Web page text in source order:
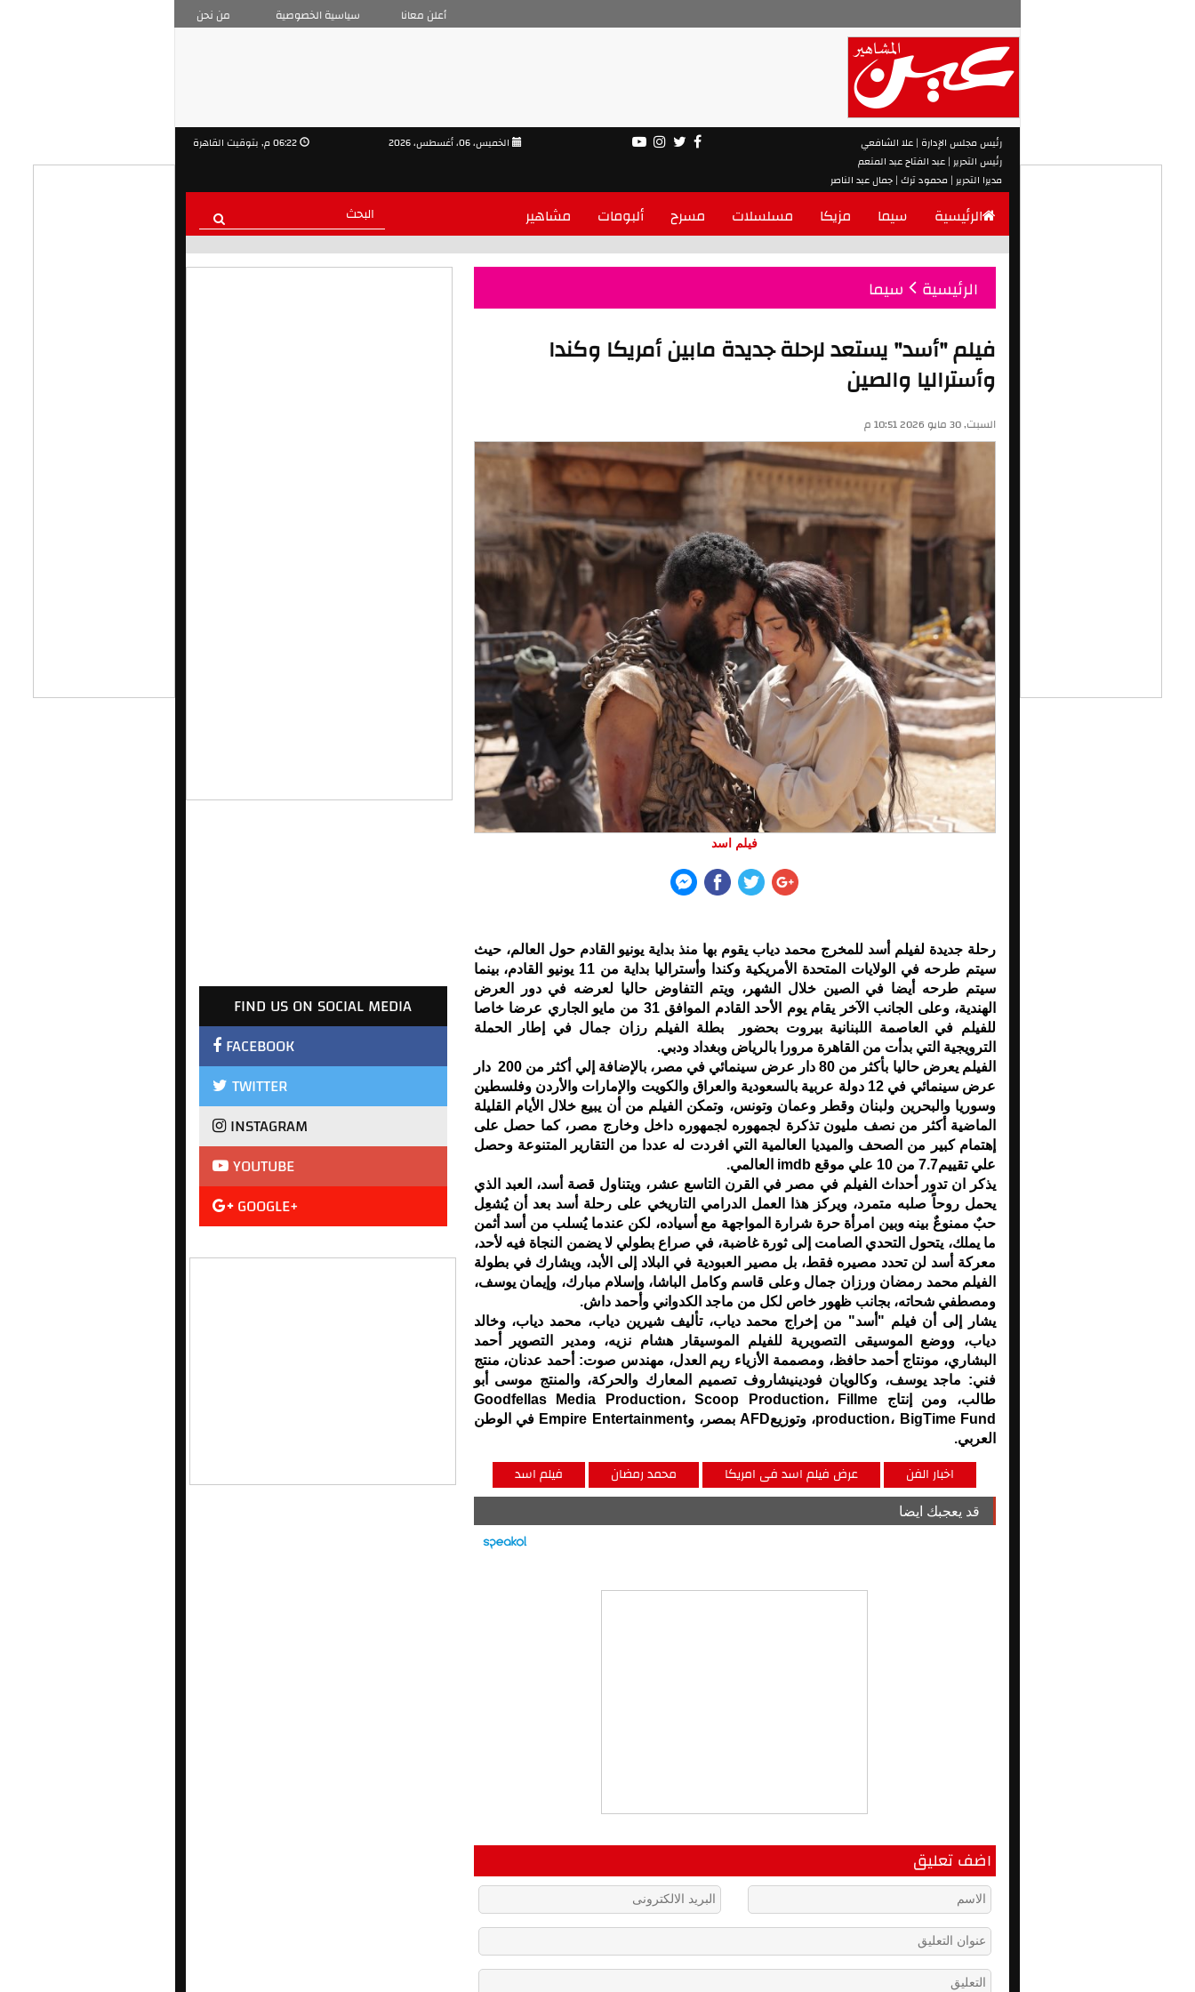
من نحن سياسية الخصوصية أعلن معانا
رئيس مجلس الإدارة | علا الشافعي
رئيس التحرير | عبد الفتاح عبد المنعم
مديرا التحرير | محمود ترك | جمال عبد الناصر
الرئيسية سيما مزيكا مسلسلات مسرح ألبومات مشاهير
الرئيسية سيما
فيلم "أسد" يستعد لرحلة جديدة مابين أمريكا وكندا
وأستراليا والصين
السبت, 30 مايو 2026 10:51 م
فيلم اسد
رحلة جديدة لفيلم أسد للمخرج محمد دياب يقوم بها منذ بداية يونيو القادم حول العالم، حيث
سيتم طرحه في الولايات المتحدة الأمريكية وكندا وأستراليا بداية من 11 يونيو القادم، بينما
سيتم طرحه أيضا في الصين خلال الشهر، ويتم التفاوض حاليا لعرضه في دور العرض
الهندية، وعلى الجانب الآخر يقام يوم الأحد القادم الموافق 31 من مايو الجاري عرضا خاصا
للفيلم في العاصمة اللبنانية بيروت بحضور بطلة الفيلم رزان جمال في إطار الحملة
الترويجية التي بدأت من القاهرة مرورا بالرياض وبغداد ودبي.
الفيلم يعرض حاليا بأكثر من 80 دار عرض سينمائي في مصر، بالإضافة إلي أكثر من 200 دار
عرض سينمائي في 12 دولة عربية بالسعودية والعراق والكويت والإمارات والأردن وفلسطين
وسوريا والبحرين ولبنان وقطر وعمان وتونس، وتمكن الفيلم من أن يبيع خلال الأيام القليلة
الماضية أكثر من نصف مليون تذكرة لجمهوره لجمهوره داخل وخارج مصر، كما حصل على
إهتمام كبير من الصحف والميديا العالمية التي افردت له عددا من التقارير المتنوعة وحصل
علي تقييم7.7 من 10 علي موقع imdb العالمي.
يذكر ان تدور أحداث الفيلم في مصر في القرن التاسع عشر، ويتناول قصة أسد، العبد الذي
يحمل روحاً صلبه متمرد، ويركز هذا العمل الدرامي التاريخي على رحلة أسد بعد أن يُشعِل
حبٌ ممنوعٌ بينه وبين امرأة حرة شرارة المواجهة مع أسياده، لكن عندما يُسلب من أسد أثمن
ما يملك، يتحول التحدي الصامت إلى ثورة غاضبة، في صراع بطولي لا يضمن النجاة فيه لأحد،
معركة أسد لن تحدد مصيره فقط، بل مصير العبودية في البلاد إلى الأبد، ويشارك في بطولة
الفيلم محمد رمضان ورزان جمال وعلى قاسم وكامل الباشا، وإسلام مبارك، وإيمان يوسف،
ومصطفي شحاته، بجانب ظهور خاص لكل من ماجد الكدواني وأحمد داش.
يشار إلى أن فيلم "أسد" من إخراج محمد دياب، تأليف شيرين دياب، محمد دياب، وخالد
دياب، ووضع الموسيقى التصويرية للفيلم الموسيقار هشام نزيه، ومدير التصوير أحمد
البشاري، مونتاج أحمد حافظ، ومصممة الأزياء ريم العدل، مهندس صوت: أحمد عدنان، منتج
فني: ماجد يوسف، وكالويان فودينيشاروف تصميم المعارك والحركة، والمنتج موسى أبو
طالب، ومن إنتاج Goodfellas Media Production، Scoop Production، Fillme
production، BigTime Fund، وتوزيعAFD بمصر، وEmpire Entertainment في الوطن
العربي.
فيلم اسد محمد رمضان عرض فيلم اسد فى امريكا اخبار الفن
قد يعجبك ايضا
اضف تعليق
FIND US ON SOCIAL MEDIA
FACEBOOK
TWITTER
INSTAGRAM
YOUTUBE
GOOGLE+